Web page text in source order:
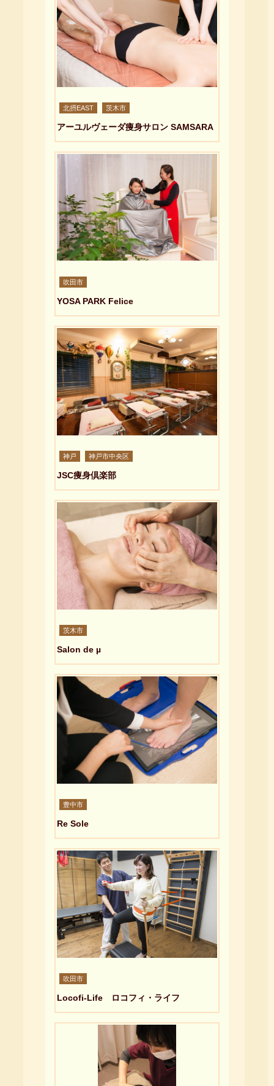
北摂EAST 茨木市
アーユルヴェーダ痩身サロン SAMSARA
吹田市
YOSA PARK Felice
神戸 神戸市中央区
JSC痩身倶楽部
茨木市
Salon de µ
豊中市
Re Sole
吹田市
Locofi-Life ロコフィ・ライフ